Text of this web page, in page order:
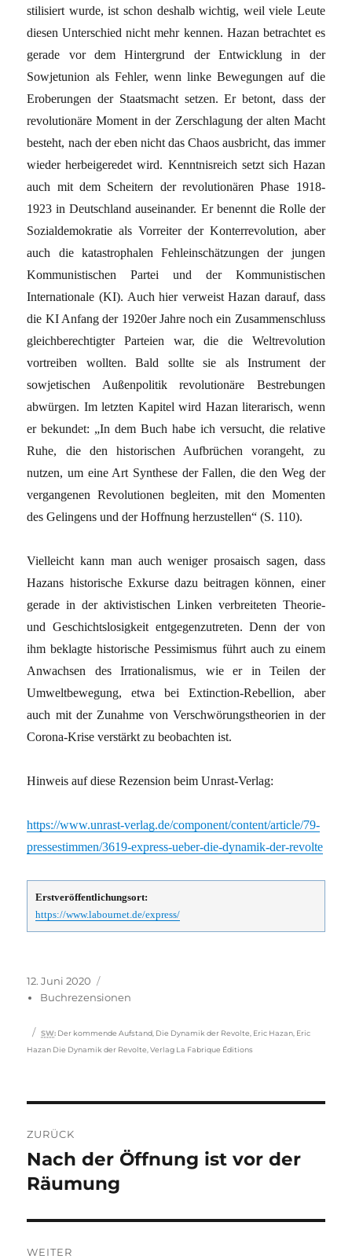
stilisiert wurde, ist schon deshalb wichtig, weil viele Leute
diesen Unterschied nicht mehr kennen. Hazan betrachtet es
gerade vor dem Hintergrund der Entwicklung in der
Sowjetunion als Fehler, wenn linke Bewegungen auf die
Eroberungen der Staatsmacht setzen. Er betont, dass der
revolutionäre Moment in der Zerschlagung der alten Macht
besteht, nach der eben nicht das Chaos ausbricht, das immer
wieder herbeigeredet wird. Kenntnisreich setzt sich Hazan
auch mit dem Scheitern der revolutionären Phase 1918-
1923 in Deutschland auseinander. Er benennt die Rolle der
Sozialdemokratie als Vorreiter der Konterrevolution, aber
auch die katastrophalen Fehleinschätzungen der jungen
Kommunistischen Partei und der Kommunistischen
Internationale (KI). Auch hier verweist Hazan darauf, dass
die KI Anfang der 1920er Jahre noch ein Zusammenschluss
gleichberechtigter Parteien war, die die Weltrevolution
vortreiben wollten. Bald sollte sie als Instrument der
sowjetischen Außenpolitik revolutionäre Bestrebungen
abwürgen. Im letzten Kapitel wird Hazan literarisch, wenn
er bekundet: „In dem Buch habe ich versucht, die relative
Ruhe, die den historischen Aufbrüchen vorangeht, zu
nutzen, um eine Art Synthese der Fallen, die den Weg der
vergangenen Revolutionen begleiten, mit den Momenten
des Gelingens und der Hoffnung herzustellen“ (S. 110).
Vielleicht kann man auch weniger prosaisch sagen, dass
Hazans historische Exkurse dazu beitragen können, einer
gerade in der aktivistischen Linken verbreiteten Theorie-
und Geschichtslosigkeit entgegenzutreten. Denn der von
ihm beklagte historische Pessimismus führt auch zu einem
Anwachsen des Irrationalismus, wie er in Teilen der
Umweltbewegung, etwa bei Extinction-Rebellion, aber
auch mit der Zunahme von Verschwörungstheorien in der
Corona-Krise verstärkt zu beobachten ist.
Hinweis auf diese Rezension beim Unrast-Verlag:
https://www.unrast-verlag.de/component/content/article/79-
pressestimmen/3619-express-ueber-die-dynamik-der-revolte
Erstveröffentlichungsort:
https://www.labournet.de/express/
Veröffentlicht
am
12. Juni 2020
Buchrezensionen
Schlagwörter
SW: Der kommende Aufstand Die Dynamik der Revolte Eric Hazan Eric
Hazan Die Dynamik der Revolte ,Verlag La Fabrique Éditions
ZURÜCK
Vorheriger
Beitrag:
Nach der Öffnung ist vor der
Räumung
WEITER